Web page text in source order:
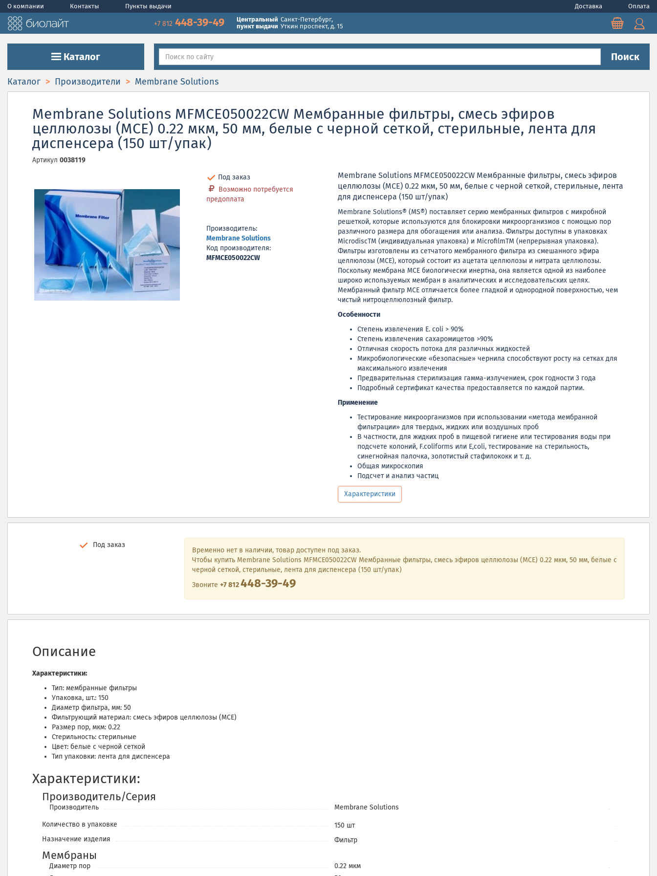
О компании Контакты Пункты выдачи Доставка Оплата
+7 812 448-39-49
Центральный
пункт выдачи
Санкт-Петербург,
Уткин проспект, д. 15
Каталог Поиск
Каталог Производители Membrane Solutions
Membrane Solutions MFMCE050022CW Мембранные фильтры, cмесь эфиров
целлюлозы (MCE) 0.22 мкм, 50 мм, белые с черной сеткой, стерильные, лента для
диспенсера (150 шт/упак)
Артикул 0038119
Под заказ
Возможно потребуется
предоплата
Производитель:
Membrane Solutions
Код производителя:
MFMCE050022CW
Membrane Solutions MFMCE050022CW Мембранные фильтры, cмесь эфиров
целлюлозы (MCE) 0.22 мкм, 50 мм, белые с черной сеткой, стерильные, лента
для диспенсера (150 шт/упак)
Membrane Solutions® (MS®) поставляет серию мембранных фильтров с микробной
решеткой, которые используются для блокировки микроорганизмов с помощью пор
различного размера для обогащения или анализа. Фильтры доступны в упаковках
MicrodiscTM (индивидуальная упаковка) и MicrofilmTM (непрерывная упаковка).
Фильтры изготовлены из сетчатого мембранного фильтра из смешанного эфира
целлюлозы (MCE), который состоит из ацетата целлюлозы и нитрата целлюлозы.
Поскольку мембрана MCE биологически инертна, она является одной из наиболее
широко используемых мембран в аналитических и исследовательских целях.
Мембранный фильтр MCE отличается более гладкой и однородной поверхностью, чем
чистый нитроцеллюлозный фильтр.
Особенности
Степень извлечения E. coli > 90%
Степень извлечения сахаромицетов >90%
Отличная скорость потока для различных жидкостей
Микробиологические «безопасные» чернила способствуют росту на сетках для
максимального извлечения
Предварительная стерилизация гамма-излучением, срок годности 3 года
Подробный сертификат качества предоставляется по каждой партии.
Применение
Тестирование микроорганизмов при использовании «метода мембранной
фильтрации» для твердых, жидких или воздушных проб
В частности, для жидких проб в пищевой гигиене или тестирования воды при
подсчете колоний, F.coliforms или E,coli, тестирование на стерильность,
синегнойная палочка, золотистый стафилококк и т. д.
Общая микроскопия
Подсчет и анализ частиц
Характеристики
Под заказ
Временно нет в наличии, товар доступен под заказ.
Чтобы купить Membrane Solutions MFMCE050022CW Мембранные фильтры, cмесь эфиров целлюлозы (MCE) 0.22 мкм, 50 мм, белые с
черной сеткой, стерильные, лента для диспенсера (150 шт/упак)
Звоните +7 812448-39-49
Описание
Характеристики:
Тип: мембранные фильтры
Упаковка, шт.: 150
Диаметр фильтра, мм: 50
Фильтрующий материал: cмесь эфиров целлюлозы (MCE)
Размер пор, мкм: 0.22
Стерильность: стерильные
Цвет: белые с черной сеткой
Тип упаковки: лента для диспенсера
Характеристики:
Производитель/Серия
Производитель Membrane Solutions
Количество в упаковке
150 шт
Назначение изделия
Фильтр
Мембраны
Диаметр пор
0.22 мкм